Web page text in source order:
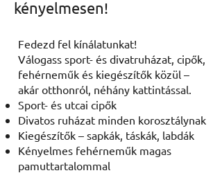
kényelmesen!
Fedezd fel kínálatunkat!
Válogass sport- és divatruházat, cipők,
fehérneműk és kiegészítők közül –
akár otthonról, néhány kattintással.
Sport- és utcai cipők
Divatos ruházat minden korosztálynak
Kiegészítők – sapkák, táskák, labdák
Kényelmes fehérneműk magas
pamuttartalommal